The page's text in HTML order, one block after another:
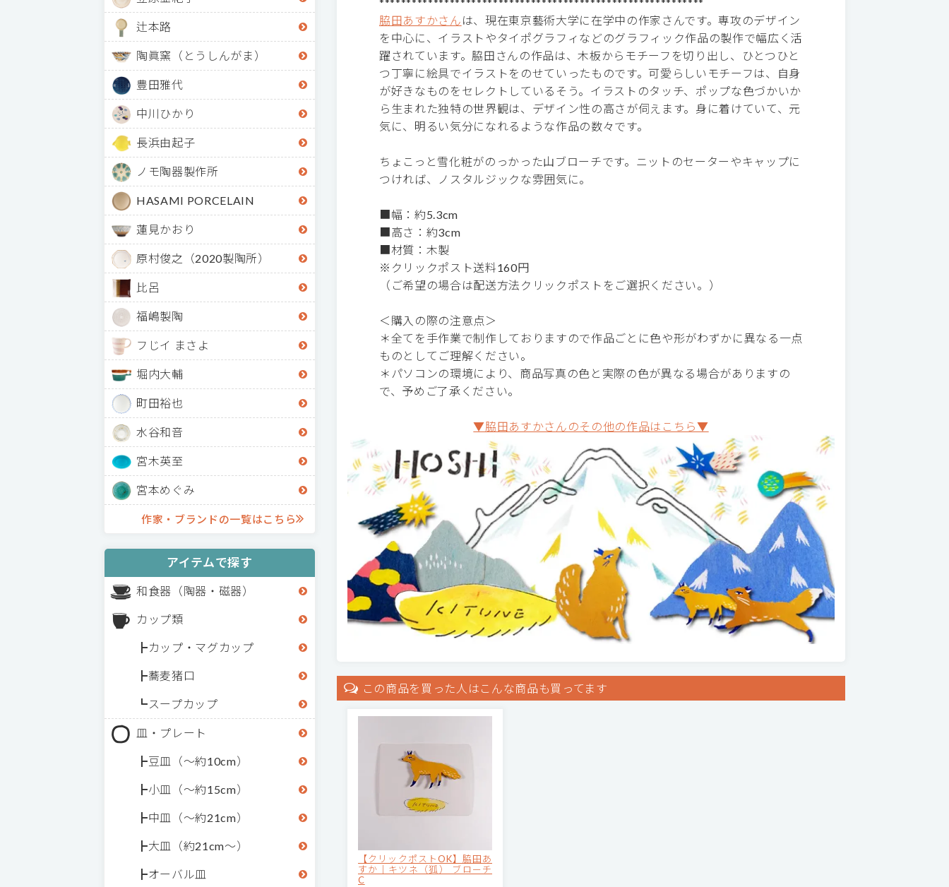
辻本路
陶眞窯（とうしんがま）
豊田雅代
中川ひかり
長浜由起子
ノモ陶器製作所
HASAMI PORCELAIN
蓮見かおり
原村俊之（2020製陶所）
比呂
福嶋製陶
フじイ まさよ
堀内大輔
町田裕也
水谷和音
宮木英至
宮本めぐみ
作家・ブランドの一覧はこちら
アイテムで探す
和食器（陶器・磁器）
カップ類
カップ・マグカップ
蕎麦猪口
スープカップ
皿・プレート
豆皿（～約10cm）
小皿（～約15cm）
中皿（～約21cm）
大皿（約21cm～）
オーバル皿
脇田あすかさん は、現在東京藝術大学に在学中の作家さんです。専攻のデザイン
を中心に、イラストやタイポグラフィなどのグラフィック作品の製作で幅広く活
躍されています。脇田さんの作品は、木板からモチーフを切り出し、ひとつひと
つ丁寧に絵具でイラストをのせていったものです。可愛らしいモチーフは、自身
が好きなものをセレクトしているそう。イラストのタッチ、ポップな色づかいか
ら生まれた独特の世界観は、デザイン性の高さが伺えます。身に着けていて、元
気に、明るい気分になれるような作品の数々です。
ちょこっと雪化粧がのっかった山ブローチです。ニットのセーターやキャップに
つければ、ノスタルジックな雰囲気に。
■幅：約5.3cm
■高さ：約3cm
■材質：木製
※クリックポスト送料160円
（ご希望の場合は配送方法クリックポストをご選択ください。）
＜購入の際の注意点＞
＊全てを手作業で制作しておりますので作品ごとに色や形がわずかに異なる一点
ものとしてご理解ください。
＊パソコンの環境により、商品写真の色と実際の色が異なる場合がありますの
で、予めご了承ください。
▼脇田あすかさんのその他の作品はこちら▼
この商品を買った人はこんな商品も買ってます
【クリックポストOK】脇田あ
すか｜キツネ（狐） ブローチ
C